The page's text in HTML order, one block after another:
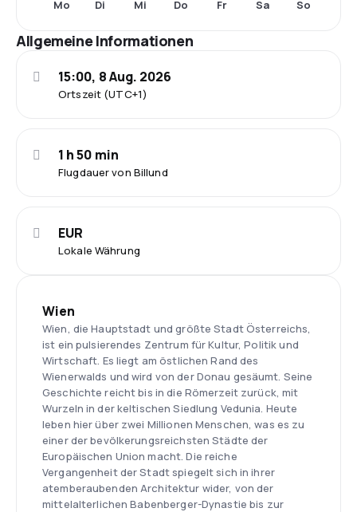
Mo Di Mi Do Fr Sa So
Allgemeine Informationen
Ortszeit (UTC+1)
15:00, 8 Aug. 2026
Flugdauer von Billund
1 h 50 min
Lokale Währung
EUR
Wien
Wien, die Hauptstadt und größte Stadt Österreichs,
ist ein pulsierendes Zentrum für Kultur, Politik und
Wirtschaft. Es liegt am östlichen Rand des
Wienerwalds und wird von der Donau gesäumt. Seine
Geschichte reicht bis in die Römerzeit zurück, mit
Wurzeln in der keltischen Siedlung Vedunia. Heute
leben hier über zwei Millionen Menschen, was es zu
einer der bevölkerungsreichsten Städte der
Europäischen Union macht. Die reiche
Vergangenheit der Stadt spiegelt sich in ihrer
atemberaubenden Architektur wider, von der
mittelalterlichen Babenberger-Dynastie bis zur